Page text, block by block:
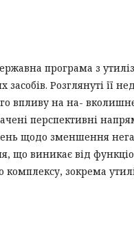
програма з
засобів. Розглянуті її
впливу на на-
перспективні
щодо зменшення
що виникає від
комплексу, зокрема